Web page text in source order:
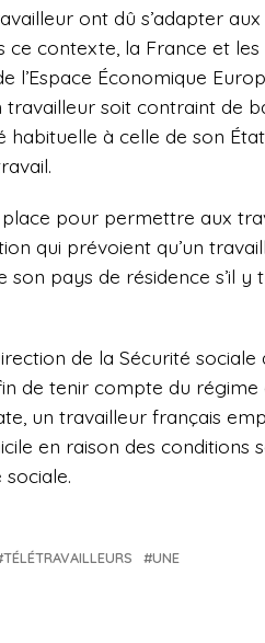
ont dû s’adapter
ce contexte, la France et
l’Espace Économique
soit contraint de
habituelle à celle de son
place pour permettre aux
qui prévoient qu’un
pays de résidence s’il y
de la Sécurité
de tenir compte du régime
un travailleur français
en raison des conditions
TÉLÉTRAVAILLEURS UNE